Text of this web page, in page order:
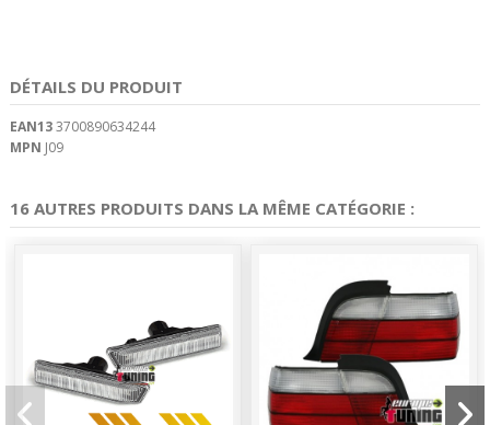
DÉTAILS DU PRODUIT
EAN133700890634244
MPN J09
16 AUTRES PRODUITS DANS LA MÊME CATÉGORIE :